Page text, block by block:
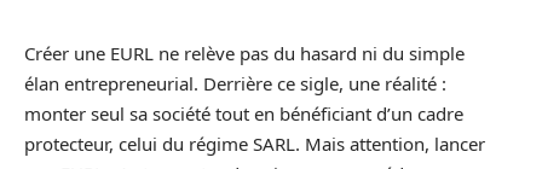
Créer une EURL ne relève pas du hasard ni du simple
élan entrepreneurial. Derrière ce sigle, une réalité :
monter seul sa société tout en bénéficiant d’un cadre
protecteur, celui du régime SARL. Mais attention, lancer